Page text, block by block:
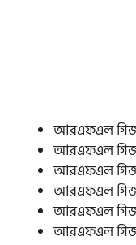
আরএফএল
আরএফএল
আরএফএল
আরএফএল
আরএফএল
আরএফএল